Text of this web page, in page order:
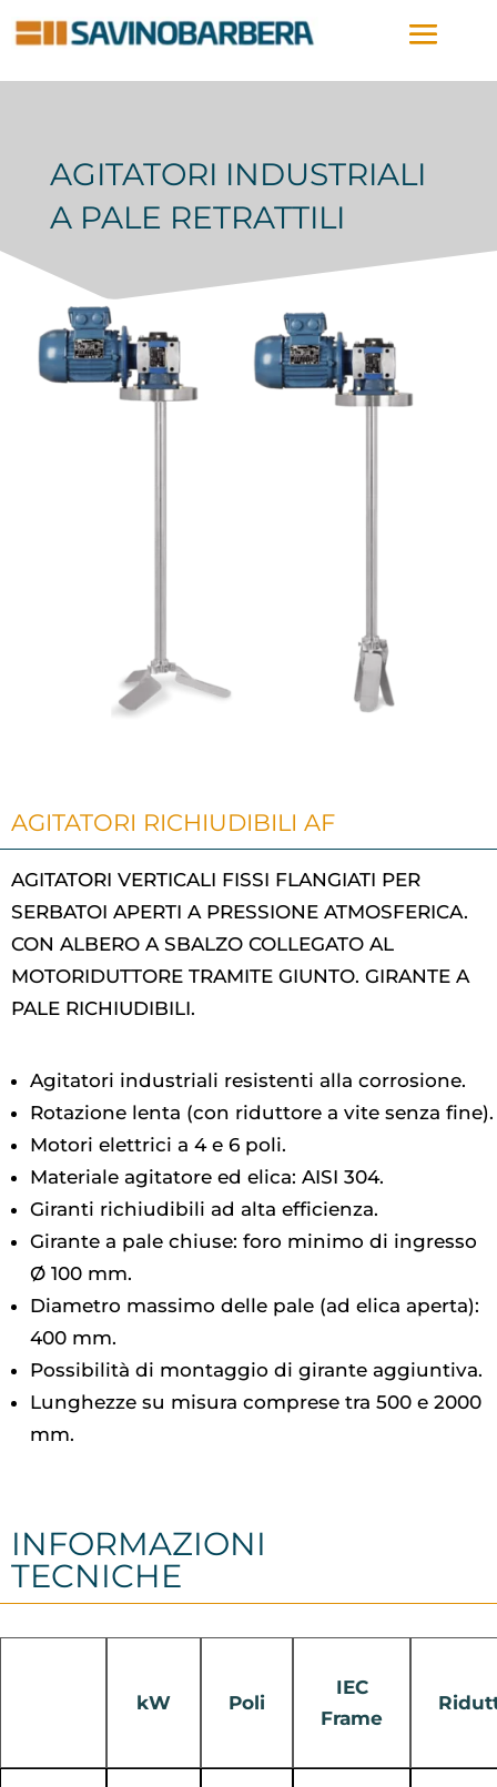
AGITATORI INDUSTRIALI
A PALE RETRATTILI
AGITATORI RICHIUDIBILI AF
AGITATORI VERTICALI FISSI FLANGIATI PER
SERBATOI APERTI A PRESSIONE ATMOSFERICA.
CON ALBERO A SBALZO COLLEGATO AL
MOTORIDUTTORE TRAMITE GIUNTO. GIRANTE A
PALE RICHIUDIBILI.
Agitatori industriali resistenti alla corrosione.
Rotazione lenta (con riduttore a vite senza fine).
Motori elettrici a 4 e 6 poli.
Materiale agitatore ed elica: AISI 304.
Giranti richiudibili ad alta efficienza.
Girante a pale chiuse: foro minimo di ingresso
Ø 100 mm.
Diametro massimo delle pale (ad elica aperta):
400 mm.
Possibilità di montaggio di girante aggiuntiva.
Lunghezze su misura comprese tra 500 e 2000
mm.
INFORMAZIONI
TECNICHE
kW Poli
IEC
Frame